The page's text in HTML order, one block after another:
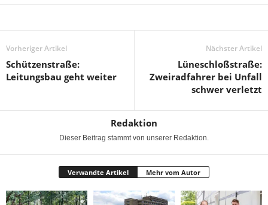
Vorheriger Artikel
Schützenstraße:
Leitungsbau geht weiter
Nächster Artikel
Lüneschloßstraße:
Zweiradfahrer bei Unfall
schwer verletzt
Redaktion
Dieser Beitrag stammt von unserer Redaktion.
Verwandte Artikel Mehr vom Autor